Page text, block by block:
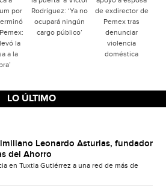
por
la
a la
Rodríguez: ‘Ya no
ocupará ningún
cargo público’
de exdirector de
Pemex tras
denunciar
violencia
doméstica
LO ÚLTIMO
Leonardo Asturias, fundador
del Ahorro
en Tuxtla Gutiérrez a una red de más de